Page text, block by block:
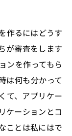
作るにはどうす
が審査をします
ンを作ってもら
は何も分かって
て、アプリケー
ケーションとコ
ことは私にはで